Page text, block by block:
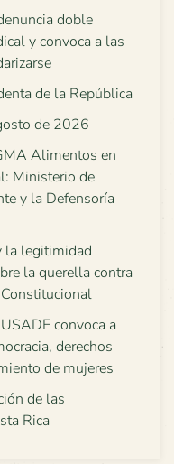
doble
y convoca a las
de la República
de 2026
Alimentos en
Ministerio de
y la Defensoría
la legitimidad
la querella contra
convoca a
derechos
de mujeres
de las
Rica